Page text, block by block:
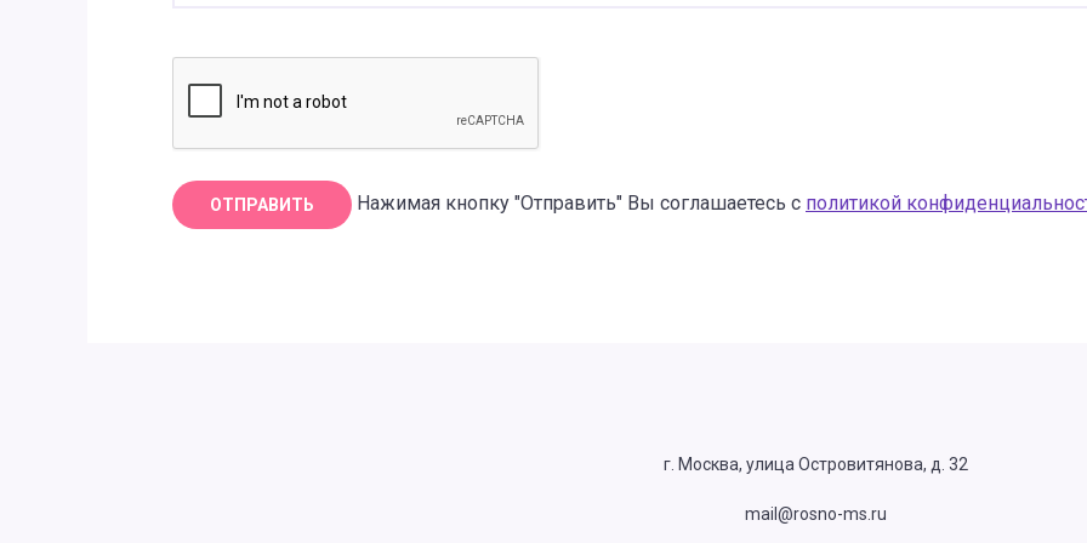
Нажимая кнопку "Отправить" Вы соглашаетесь с политикой
г. Москва, улица Островитянова, д. 32
mail@rosno-ms.ru